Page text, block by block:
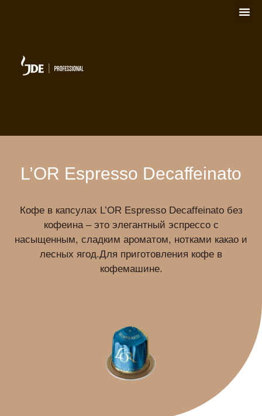
L’OR Espresso Decaffeinato
Кофе в капсулах L’OR Espresso Decaffeinato без
кофеина – это элегантный эспрессо с
насыщенным, сладким ароматом, нотками какао и
лесных ягод.Для приготовления кофе в
кофемашине.